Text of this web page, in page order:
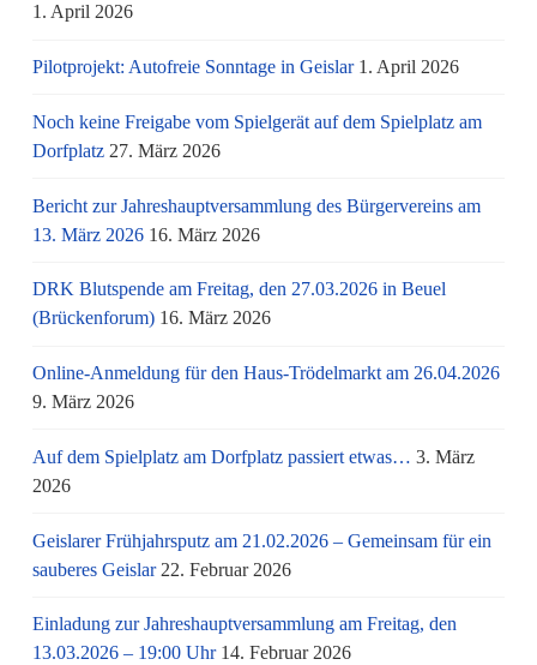
1. April 2026
Pilotprojekt: Autofreie Sonntage in Geislar 1. April 2026
Noch keine Freigabe vom Spielgerät auf dem Spielplatz am
Dorfplatz 27. März 2026
Bericht zur Jahreshauptversammlung des Bürgervereins am
13. März 2026 16. März 2026
DRK Blutspende am Freitag, den 27.03.2026 in Beuel
(Brückenforum) 16. März 2026
Online-Anmeldung für den Haus-Trödelmarkt am 26.04.2026
9. März 2026
Auf dem Spielplatz am Dorfplatz passiert etwas… 3. März
2026
Geislarer Frühjahrsputz am 21.02.2026 – Gemeinsam für ein
sauberes Geislar 22. Februar 2026
Einladung zur Jahreshauptversammlung am Freitag, den
13.03.2026 – 19:00 Uhr 14. Februar 2026